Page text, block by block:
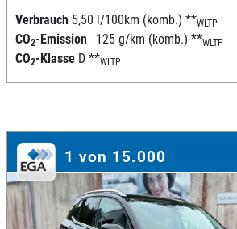
Verbrauch 5,50 l/100km (komb.) **WLTP
CO2-Emission 125 g/km (komb.) **WLTP
CO2-Klasse D **WLTP
1 von 15.000